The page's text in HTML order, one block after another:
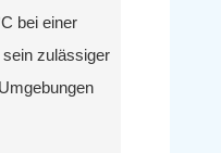
bei einer
sein zulässiger